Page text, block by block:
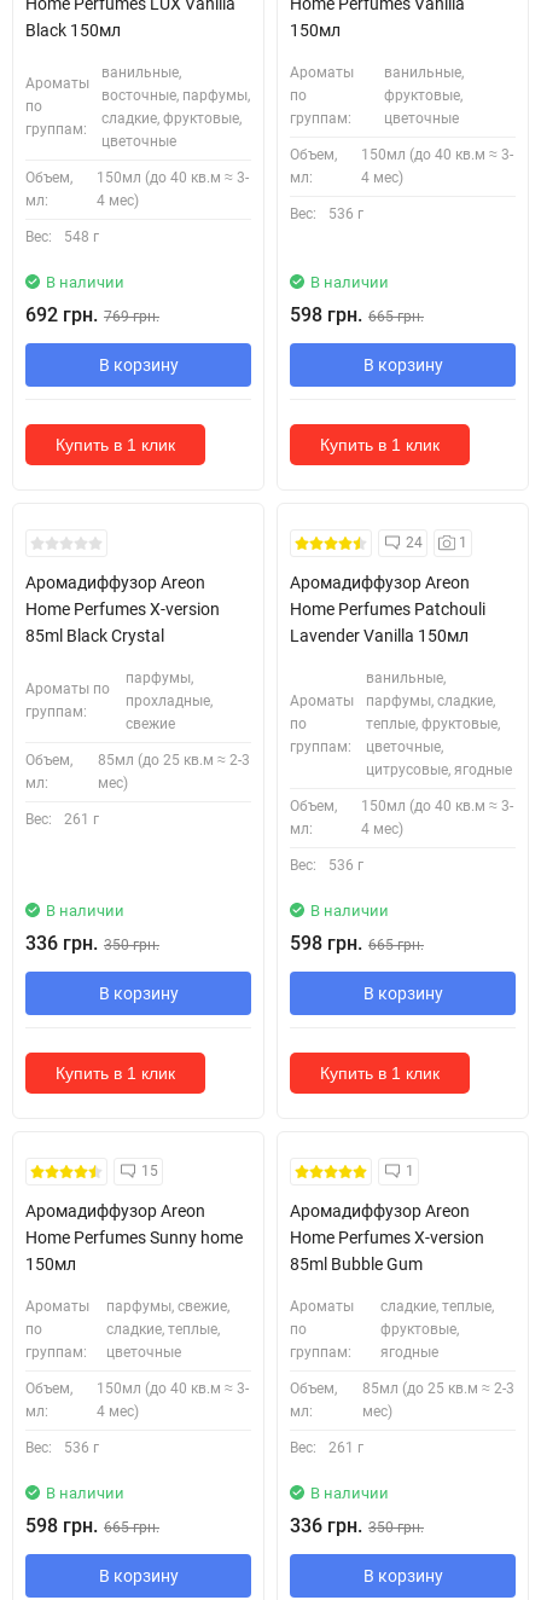
Black 150мл
Ароматы
по
группам:
ванильные,
восточные, парфумы,
сладкие, фруктовые,
цветочные
Объем,
мл:
150мл (до 40 кв.м ≈ 3-
4 мес)
Вес: 548 г
В наличии
692 грн. 769 грн.
В корзину
Купить в 1 клик
150мл
Ароматы
по
группам:
ванильные,
фруктовые,
цветочные
Объем,
мл:
150мл (до 40 кв.м ≈ 3-
4 мес)
Вес: 536 г
В наличии
598 грн. 665 грн.
В корзину
Купить в 1 клик
Аромадиффузор Areon
Home Perfumes X-version
85ml Black Crystal
Ароматы по
группам:
парфумы,
прохладные,
свежие
Объем,
мл:
85мл (до 25 кв.м ≈ 2-3
мес)
Вес: 261 г
В наличии
336 грн. 350 грн.
В корзину
Купить в 1 клик
Безкоштовна Доставка
24 1
Аромадиффузор Areon
Home Perfumes Patchouli
Lavender Vanilla 150мл
Ароматы
по
группам:
ванильные,
парфумы, сладкие,
теплые, фруктовые,
цветочные,
цитрусовые, ягодные
Объем,
мл:
150мл (до 40 кв.м ≈ 3-
4 мес)
Вес: 536 г
В наличии
598 грн. 665 грн.
В корзину
Купить в 1 клик
Безкоштовна Доставка
15
Аромадиффузор Areon
Home Perfumes Sunny home
150мл
Ароматы
по
группам:
парфумы, свежие,
сладкие, теплые,
цветочные
Объем,
мл:
150мл (до 40 кв.м ≈ 3-
4 мес)
Вес: 536 г
В наличии
598 грн. 665 грн.
В корзину
1
Аромадиффузор Areon
Home Perfumes X-version
85ml Bubble Gum
Ароматы
по
группам:
сладкие, теплые,
фруктовые,
ягодные
Объем,
мл:
85мл (до 25 кв.м ≈ 2-3
мес)
Вес: 261 г
В наличии
336 грн. 350 грн.
В корзину